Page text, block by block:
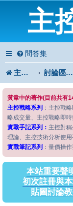
主
問答集
主控戰略中心 討論區首頁
黃韋中的著作(目前共有
主控戰略系列 ：主控戰
略成交量、主控戰略即
實戰手記系列： 主控對
理論、主控技術分析使
實戰筆記系列 ：量價操
本站重要聲
初次註冊與
貼圖討論